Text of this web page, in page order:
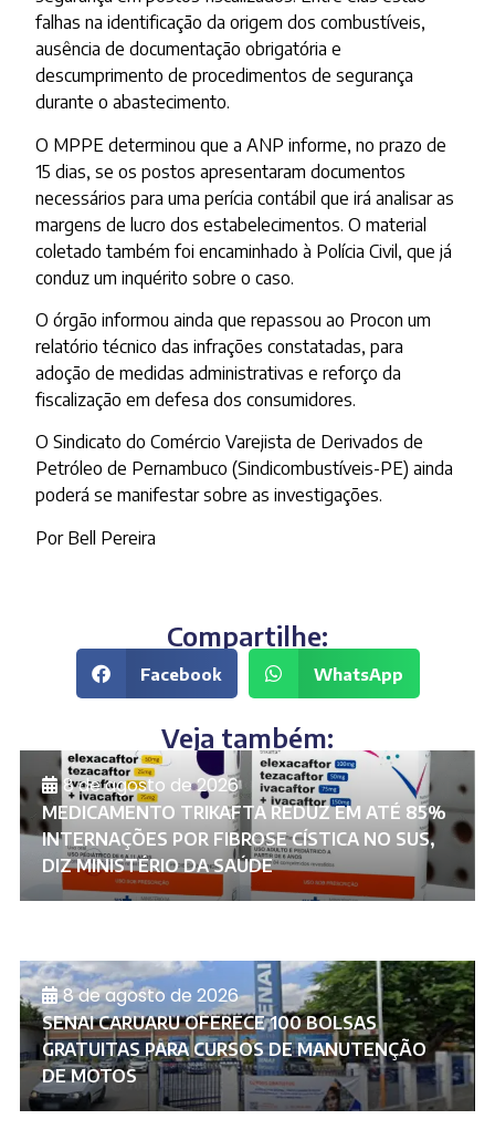
falhas na identificação da origem dos combustíveis,
ausência de documentação obrigatória e
descumprimento de procedimentos de segurança
durante o abastecimento.
O MPPE determinou que a ANP informe, no prazo de
15 dias, se os postos apresentaram documentos
necessários para uma perícia contábil que irá analisar as
margens de lucro dos estabelecimentos. O material
coletado também foi encaminhado à Polícia Civil, que já
conduz um inquérito sobre o caso.
O órgão informou ainda que repassou ao Procon um
relatório técnico das infrações constatadas, para
adoção de medidas administrativas e reforço da
fiscalização em defesa dos consumidores.
O Sindicato do Comércio Varejista de Derivados de
Petróleo de Pernambuco (Sindicombustíveis-PE) ainda
poderá se manifestar sobre as investigações.
Por Bell Pereira
Compartilhe:
Facebook WhatsApp
Veja também:
8 de agosto de 2026
MEDICAMENTO TRIKAFTA REDUZ EM ATÉ 85%
INTERNAÇÕES POR FIBROSE CÍSTICA NO SUS,
DIZ MINISTÉRIO DA SAÚDE
8 de agosto de 2026
SENAI CARUARU OFERECE 100 BOLSAS
GRATUITAS PARA CURSOS DE MANUTENÇÃO
DE MOTOS